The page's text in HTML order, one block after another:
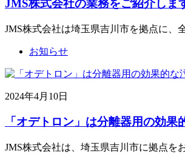
JMS株式会社の業務をご紹介しま
JMS株式会社は埼玉県吉川市を拠点に
お知らせ
2024年4月10日
「オデトロン」は分離器用の効果
JMS株式会社は、埼玉県吉川市に拠点